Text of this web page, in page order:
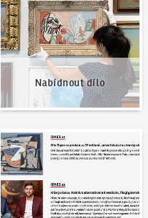
Nabídnout dílo
Napsali o nás